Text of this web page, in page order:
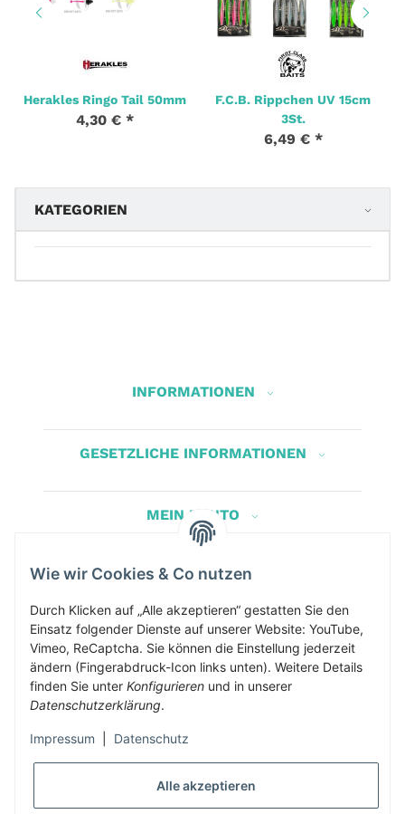
Herakles Ringo Tail 50mm
4,30 € *
F.C.B. Rippchen UV 15cm
3St.
6,49 € *
KATEGORIEN
INFORMATIONEN
GESETZLICHE INFORMATIONEN
MEIN KONTO
Herbis Anglerladen
Inh.Herbert Schinnerl
Kirchdorf am Inn 5
4982 Kirchdorf am Inn
info@herbis-anglerladen.at
Wie wir Cookies & Co nutzen
Durch Klicken auf „Alle akzeptieren“ gestatten Sie den
Einsatz folgender Dienste auf unserer Website: YouTube,
Vimeo, ReCaptcha. Sie können die Einstellung jederzeit
ändern (Fingerabdruck-Icon links unten). Weitere Details
finden Sie unter Konfigurieren und in unserer
Datenschutzerklärung.
Impressum Datenschutz
Alle akzeptieren